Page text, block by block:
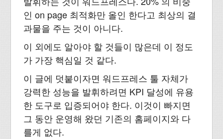
인 on page 최적화만 올인 한다고 최상의 결
과물을 주는 것이 아니다.
이 외에도 알아야 할 것들이 많은데 이 정도
가 가장 핵심일 것 같다.
이 글에 덧붙이자면 워드프레스 툴 자체가
강력한 성능을 발휘하려면 KPI 달성에 유용
한 도구로 입증되어야 한다. 이것이 빠지면
그 동안 운영해 왔던 기존의 홈페이지와 다
를게 없다.